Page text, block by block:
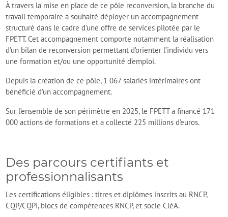
À travers la mise en place de ce pôle reconversion, la branche du
travail temporaire a souhaité déployer un accompagnement
structuré dans le cadre d’une offre de services pilotée par le
FPETT. Cet accompagnement comporte notamment la réalisation
d’un bilan de reconversion permettant d’orienter l’individu vers
une formation et/ou une opportunité d’emploi.
Depuis la création de ce pôle, 1 067 salariés intérimaires ont
bénéficié d’un accompagnement.
Sur l’ensemble de son périmètre en 2025, le FPETT a financé 171
000 actions de formations et a collecté 225 millions d’euros.
Des parcours certifiants et
professionnalisants
Les certifications éligibles : titres et diplômes inscrits au RNCP,
CQP/CQPI, blocs de compétences RNCP, et socle CléA.